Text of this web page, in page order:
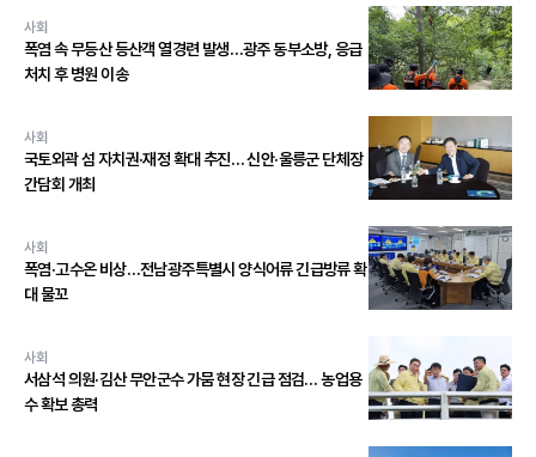
사회
폭염 속 무등산 등산객 열경련 발생…광주 동부소방, 응급
처치 후 병원 이송
사회
국토외곽 섬 자치권·재정 확대 추진… 신안·울릉군 단체장
간담회 개최
사회
폭염·고수온 비상…전남광주특별시 양식어류 긴급방류 확
대 물꼬
사회
서삼석 의원·김산 무안군수 가뭄 현장 긴급 점검… 농업용
수 확보 총력